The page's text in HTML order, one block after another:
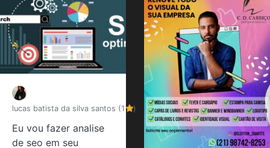
lucas batista da silva santos (1 )
Eu vou fazer analise
de seo em seu